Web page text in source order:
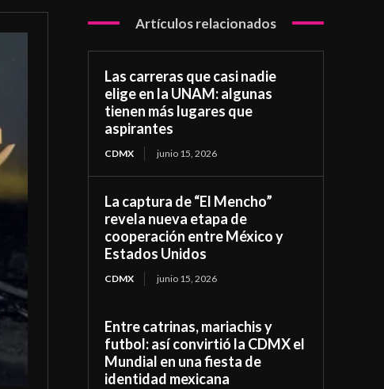
Artículos relacionados
Las carreras que casi nadie
elige en la UNAM: algunas
tienen más lugares que
aspirantes
CDMX junio 15, 2026
La captura de “El Mencho”
revela nueva etapa de
cooperación entre México y
Estados Unidos
CDMX junio 15, 2026
Entre catrinas, mariachis y
futbol: así convirtió la CDMX el
Mundial en una fiesta de
identidad mexicana